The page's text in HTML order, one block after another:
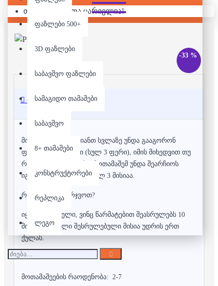
ფაზლები 500+
3D ფაზლები
საბავშვო ფაზლები
სამაგიდო თამაშები
საბავშვო
8+ თამაშები
კონსტრუქტორები
რეპლიკა
ლეგო
თქვენი კალათა ცარიელია!
-33 %
აღწერა
მოთამაშეებმა თავიანთ სვლაზე უნდა გააგორონ
ფერადი კამათელი (სულ 3 ფერი), იმის მიხედვით თუ
რა ფერი გაგორდება, მოთამაშემ უნდა შეარჩიოს
იგივე ფერის "მისია". სულ 3 მისიაა.
როგორ გავიმარჯვოთ?
იყავით პირველი, ვინც წარმატებით შეასრულებს 10
მისიას, ყოველი შესრულებული მისია უდრის ერთ
ქულას.
მოთამაშეების რაოდენობა: 2-7